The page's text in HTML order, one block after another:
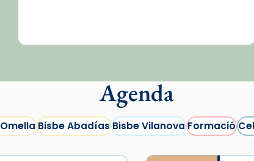
Agenda
Bisbe AbadíasBisbe VilanovaFormació